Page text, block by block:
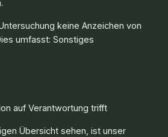
keine Anzeichen von
umfasst: Sonstiges
auf Verantwortung trifft
Übersicht sehen, ist unser